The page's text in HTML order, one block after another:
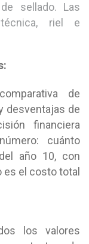
sellado. Las
riel e
de
desventajas de
financiera
cuánto
año 10, con
es el costo total
los valores